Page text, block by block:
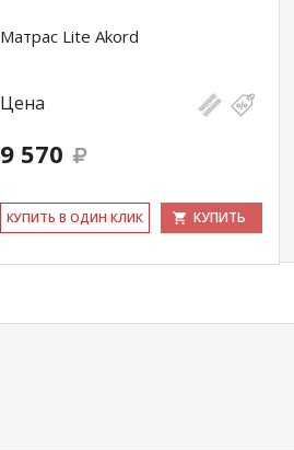
Матрас Lite Akord
Цена
9 570
КУ­ПИТЬ В ОДИН КЛИК КУПИТЬ